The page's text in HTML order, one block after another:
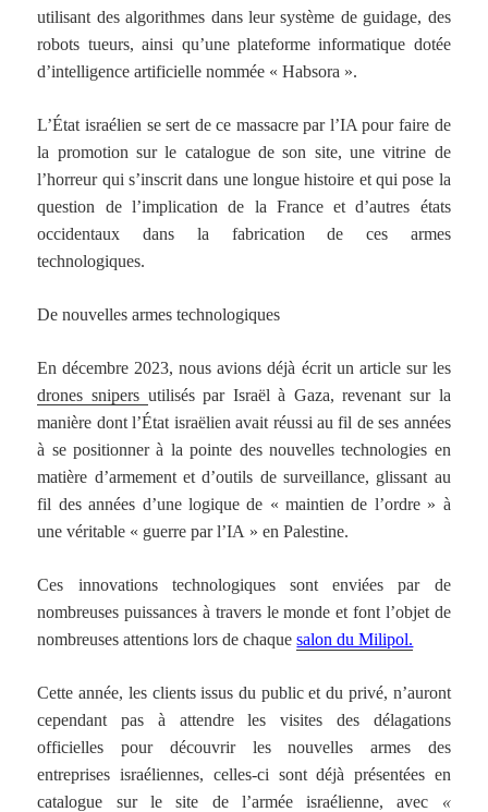
utilisant des algorithmes dans leur système de guidage, des
robots tueurs, ainsi qu’une plateforme informatique dotée
d’intelligence artificielle nommée « Habsora ».
L’État israélien se sert de ce massacre par l’IA pour faire de
la promotion sur le catalogue de son site, une vitrine de
l’horreur qui s’inscrit dans une longue histoire et qui pose la
question de l’implication de la France et d’autres états
occidentaux dans la fabrication de ces armes
technologiques.
De nouvelles armes technologiques
En décembre 2023, nous avions déjà écrit un article sur les
drones snipers utilisés par Israël à Gaza, revenant sur la
manière dont l’État israëlien avait réussi au fil de ses années
à se positionner à la pointe des nouvelles technologies en
matière d’armement et d’outils de surveillance, glissant au
fil des années d’une logique de « maintien de l’ordre » à
une véritable « guerre par l’IA » en Palestine.
Ces innovations technologiques sont enviées par de
nombreuses puissances à travers le monde et font l’objet de
nombreuses attentions lors de chaquesalon du Milipol.
Cette année, les clients issus du public et du privé, n’auront
cependant pas à attendre les visites des délagations
officielles pour découvrir les nouvelles armes des
entreprises israéliennes, celles-ci sont déjà présentées en
catalogue sur le site de l’armée israélienne, avec «